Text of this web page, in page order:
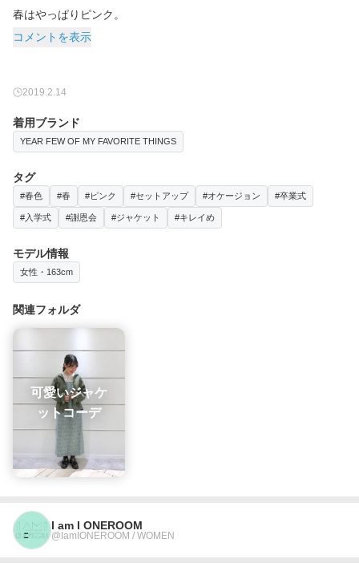
春はやっぱりピンク。
コメントを表示
2019.2.14
着用ブランド
YEAR FEW OF MY FAVORITE THINGS
タグ
#春色 #春 #ピンク #セットアップ #オケージョン #卒業式
#入学式 #謝恩会 #ジャケット #キレイめ
モデル情報
女性・163cm
関連フォルダ
可愛いジャケ
ットコーデ
I am I ONEROOM
@IamIONEROOM / WOMEN